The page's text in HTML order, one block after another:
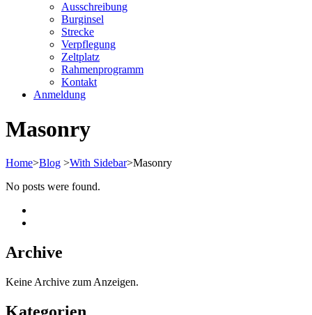
Ausschreibung
Burginsel
Strecke
Verpflegung
Zeltplatz
Rahmenprogramm
Kontakt
Anmeldung
Masonry
Home>Blog >With Sidebar>Masonry
No posts were found.
Archive
Keine Archive zum Anzeigen.